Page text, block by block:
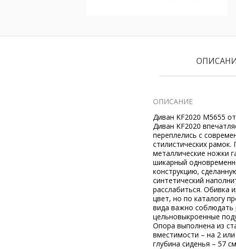
ОПИСАНИЕ
Диван KF2020 M5655
Диван KF2020
переплелись с
стилистических
металлические ножки
шикарный
конструкцию,
синтетический
расслабиться. Обивка
цвет, но по каталогу
вида важно соблюдать
цельновыкроенные
Опора выполнена из
вместимости – на 2
глубина сиденья – 57